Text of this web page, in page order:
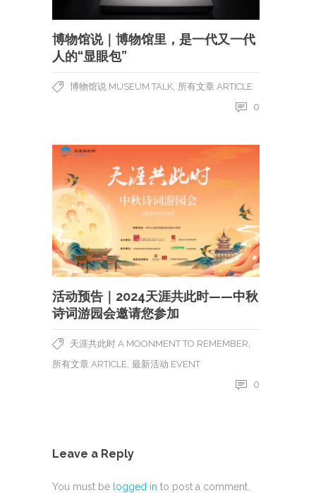
博物馆说｜博物馆里，是一代又一代
人的“显眼包”
博物馆说 MUSEUM TALK 所有文章 ARTICLE
0
活动预告｜2024天涯共此时——中秋
诗词游园会邀请您参加
天涯共此时 A MOONMENT TO REMEMBER
所有文章 ARTICLE 最新活动 EVENT
0
Leave a Reply
You must be logged in to post a comment.